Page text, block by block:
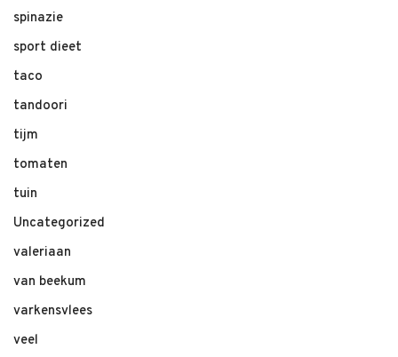
spinazie
sport dieet
taco
tandoori
tijm
tomaten
tuin
Uncategorized
valeriaan
van beekum
varkensvlees
veel